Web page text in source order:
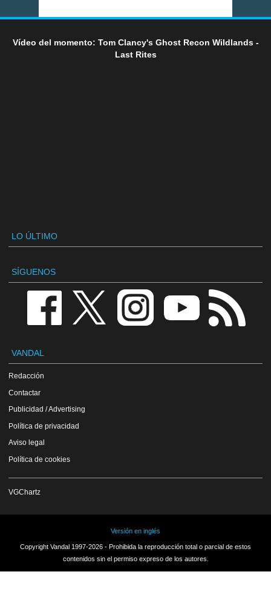
Vídeo del momento: Tom Clancy's Ghost Recon Wildlands -
Last Rites
LO ÚLTIMO
SÍGUENOS
VANDAL
Redacción
Contactar
Publicidad / Advertising
Política de privacidad
Aviso legal
Política de cookies
VGChartz
Versión en inglés
Copyright Vandal 1997-2026 - Prohibida la reproducción total o parcial de estos
contenidos sin el permiso expreso de los autores.